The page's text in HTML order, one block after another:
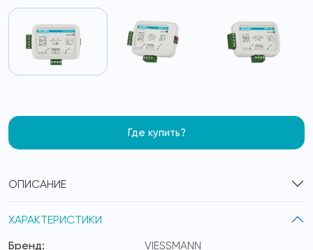
Где купить?
ОПИСАНИЕ
ХАРАКТЕРИСТИКИ
Бренд:
VIESSMANN